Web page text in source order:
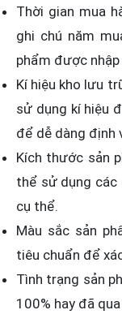
Thời gian mua
ghi chú năm
phẩm được
Kí hiệu kho lưu
sử dụng kí hiệu
để dễ dàng định
Kích thước sản
thể sử dụng các
cụ thể.
Màu sắc sản
tiêu chuẩn để
Tình trạng sản
100% hay đã